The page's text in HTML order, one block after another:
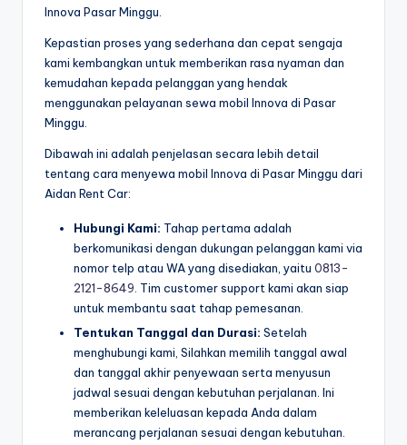
Innova Pasar Minggu.
Kepastian proses yang sederhana dan cepat sengaja
kami kembangkan untuk memberikan rasa nyaman dan
kemudahan kepada pelanggan yang hendak
menggunakan pelayanan sewa mobil Innova di Pasar
Minggu.
Dibawah ini adalah penjelasan secara lebih detail
tentang cara menyewa mobil Innova di Pasar Minggu dari
Aidan Rent Car:
Hubungi Kami: Tahap pertama adalah
berkomunikasi dengan dukungan pelanggan kami via
nomor telp atau WA yang disediakan, yaitu 0813-
2121-8649 . Tim customer support kami akan siap
untuk membantu saat tahap pemesanan.
Tentukan Tanggal dan Durasi: Setelah
menghubungi kami, Silahkan memilih tanggal awal
dan tanggal akhir penyewaan serta menyusun
jadwal sesuai dengan kebutuhan perjalanan. Ini
memberikan keleluasan kepada Anda dalam
merancang perjalanan sesuai dengan kebutuhan.